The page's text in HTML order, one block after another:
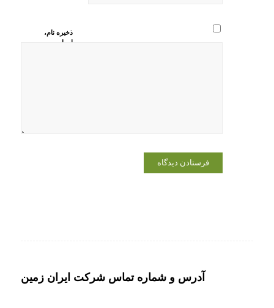
ذخیره نام،
ایمیل و
آدرس و شماره تماس شرکت ایران زمین